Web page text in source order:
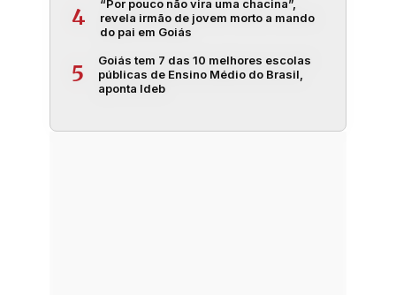
4
“Por pouco não vira uma chacina”,
revela irmão de jovem morto a mando
do pai em Goiás
5
Goiás tem 7 das 10 melhores escolas
públicas de Ensino Médio do Brasil,
aponta Ideb